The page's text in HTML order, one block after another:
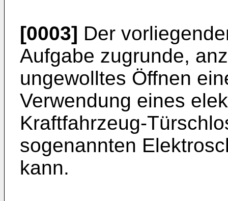
[0003] Der
Aufgabe zugrunde,
ungewolltes Öffnen
Verwendung eines
Kraftfahrzeug-
sogenannten
kann.